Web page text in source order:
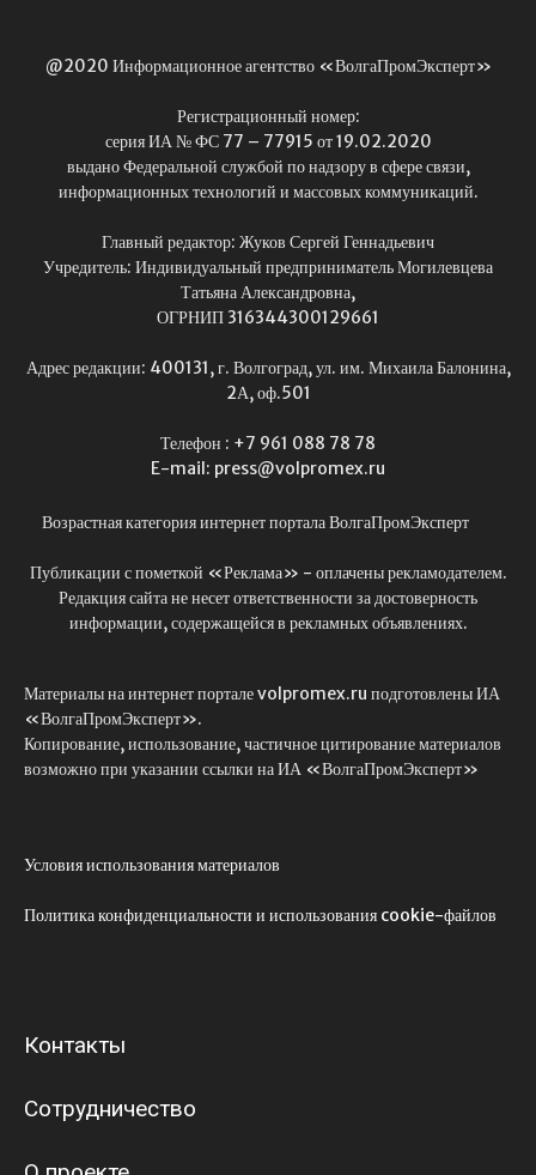
@2020 Информационное агентство «ВолгаПромЭксперт»
Регистрационный номер:
серия ИА № ФС 77 – 77915 от 19.02.2020
выдано Федеральной службой по надзору в сфере связи,
информационных технологий и массовых коммуникаций.
Главный редактор: Жуков Сергей Геннадьевич
Учредитель: Индивидуальный предприниматель Могилевцева
Татьяна Александровна,
ОГРНИП 316344300129661
Адрес редакции: 400131, г. Волгоград, ул. им. Михаила Балонина,
2А, оф.501
Телефон : +7 961 088 78 78
E-mail: press@volpromex.ru
Возрастная категория интернет портала ВолгаПромЭксперт
Публикации с пометкой «Реклама» - оплачены рекламодателем.
Редакция сайта не несет ответственности за достоверность
информации, содержащейся в рекламных объявлениях.
Материалы на интернет портале volpromex.ru подготовлены ИА
«ВолгаПромЭксперт».
Копирование, использование, частичное цитирование материалов
возможно при указании ссылки на ИА «ВолгаПромЭксперт»
Условия использования материалов
Политика конфиденциальности и использования cookie-файлов
Контакты
Сотрудничество